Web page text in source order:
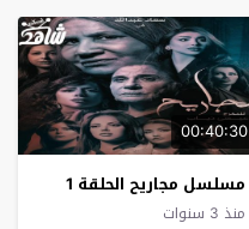
00:40:30
مسلسل مجاريح الحلقة 1
منذ 3 سنوات